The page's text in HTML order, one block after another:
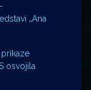
„Ana
prikaze
osvojila